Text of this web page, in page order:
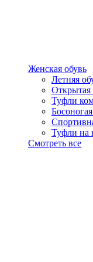
Женская обувь
Летняя
Открытая
Туфли
Туфли на
Смотреть все